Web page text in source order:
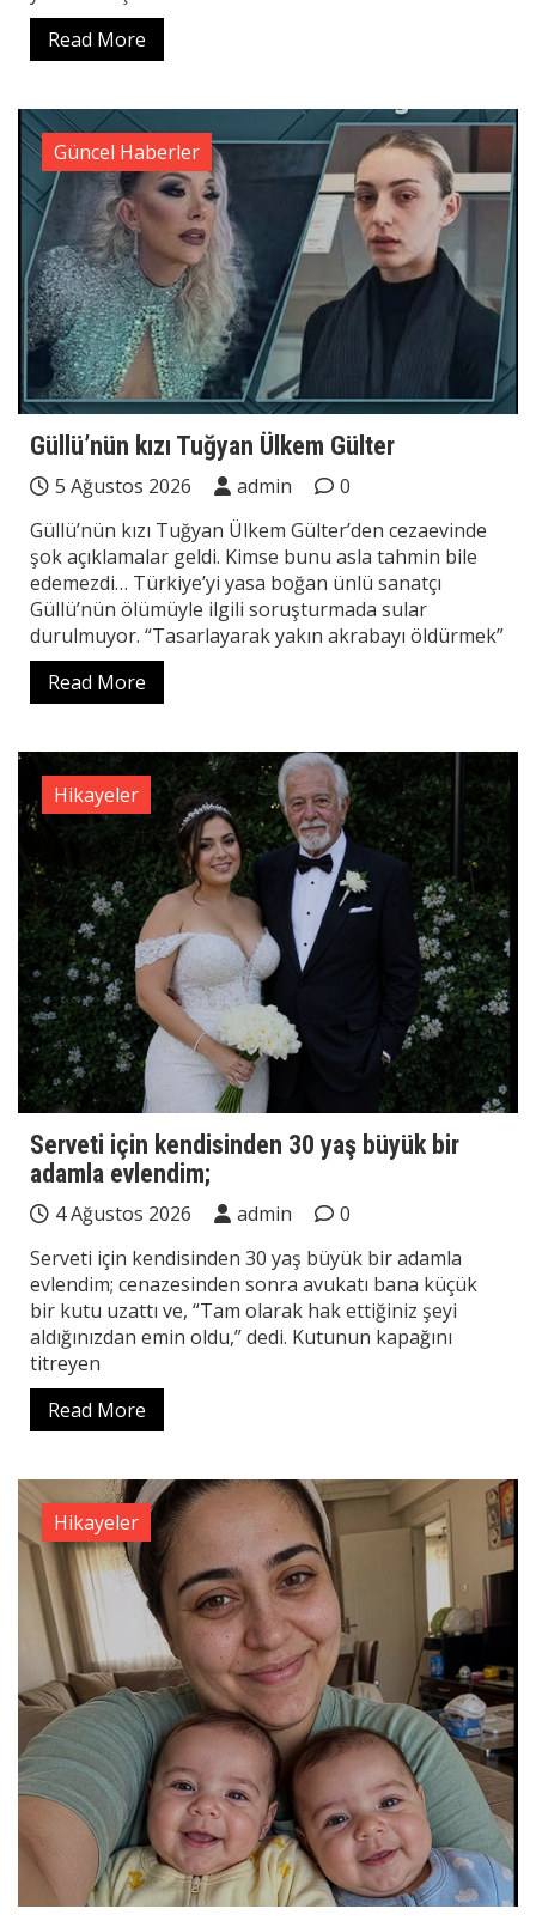
Read More
Güncel Haberler
Güllü’nün kızı Tuğyan Ülkem Gülter
5 Ağustos 2026 admin
0
Güllü’nün kızı Tuğyan Ülkem Gülter’den cezaevinde
şok açıklamalar geldi. Kimse bunu asla tahmin bile
edemezdi… Türkiye’yi yasa boğan ünlü sanatçı
Güllü’nün ölümüyle ilgili soruşturmada sular
durulmuyor. “Tasarlayarak yakın akrabayı öldürmek”
Read More
Hikayeler
Serveti için kendisinden 30 yaş büyük bir
adamla evlendim;
4 Ağustos 2026 admin
0
Serveti için kendisinden 30 yaş büyük bir adamla
evlendim; cenazesinden sonra avukatı bana küçük
bir kutu uzattı ve, “Tam olarak hak ettiğiniz şeyi
aldığınızdan emin oldu,” dedi. Kutunun kapağını
titreyen
Read More
Hikayeler